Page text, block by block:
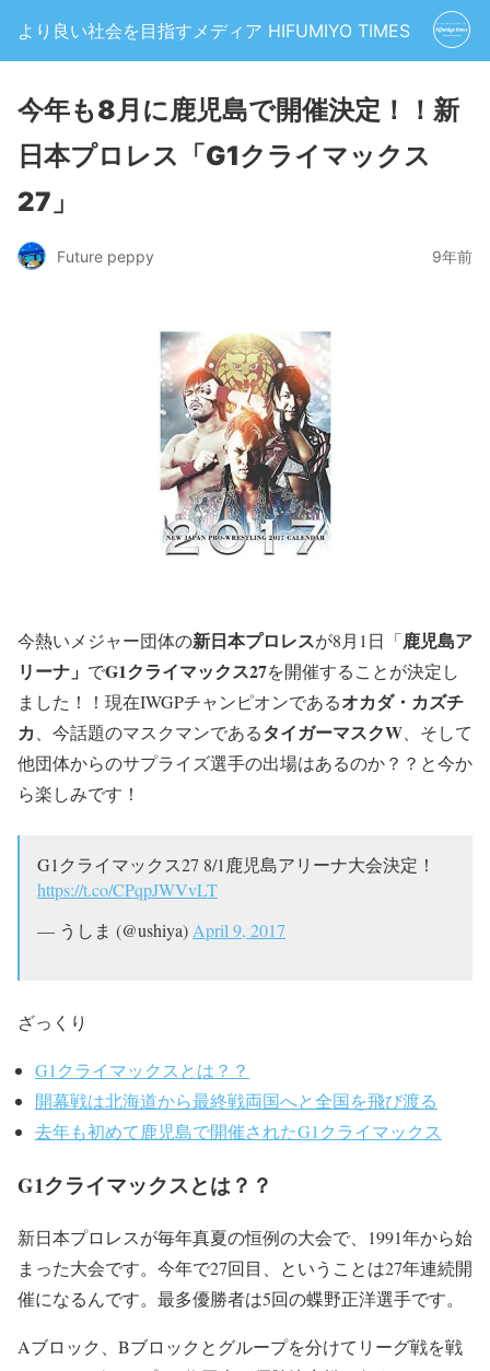
より良い社会を目指すメディア HIFUMIYO TIMES
今年も8月に鹿児島で開催決定！！新
日本プロレス「G1クライマックス
27」
Future peppy 9年前
今熱いメジャー団体の新日本プロレスが8月1日「鹿児島ア
リーナ」 でG1クライマックス27を開催することが決定し
ました！！現在IWGPチャンピオンであるオカダ・カズチ
カ 、今話題のマスクマンであるタイガーマスクW 、そして
他団体からのサプライズ選手の出場はあるのか？？と今か
ら楽しみです！
G1クライマックス27 8/1鹿児島アリーナ大会決定！
https://t.co/CPqpJWVvLT
— うしま (@ushiya) April 9, 2017
ざっくり
G1クライマックスとは？？
開幕戦は北海道から最終戦両国へと全国を飛び渡る
去年も初めて鹿児島で開催されたG1クライマックス
G1クライマックスとは？？
新日本プロレスが毎年真夏の恒例の大会で、1991年から始
まった大会です。今年で27回目、ということは27年連続開
催になるんです。最多優勝者は5回の蝶野正洋選手です。
Aブロック、Bブロックとグループを分けてリーグ戦を戦